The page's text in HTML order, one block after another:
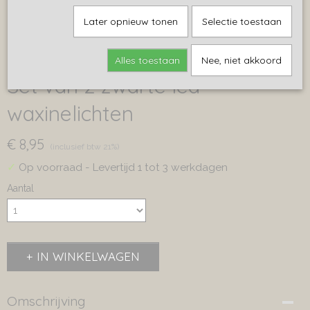
Set van 2 zwarte led
waxinelichten
€ 8,95 (inclusief btw 21%)
✓ Op voorraad - Levertijd 1 tot 3 werkdagen
Aantal
IN WINKELWAGEN
Omschrijving
Later opnieuw tonen Selectie toestaan
Alles toestaan Nee, niet akkoord